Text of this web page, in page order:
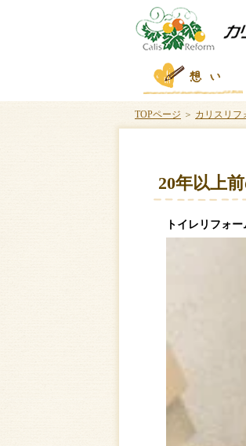
TOPページ ＞ カリスリフ
20年以上
トイレリフォ